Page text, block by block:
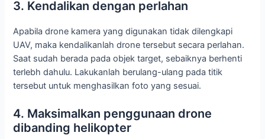
3. Kendalikan dengan perlahan
Apabila drone kamera yang digunakan tidak dilengkapi
UAV, maka kendalikanlah drone tersebut secara perlahan.
Saat sudah berada pada objek target, sebaiknya berhenti
terlebh dahulu. Lakukanlah berulang-ulang pada titik
tersebut untuk menghasilkan foto yang sesuai.
4. Maksimalkan penggunaan drone
dibanding helikopter